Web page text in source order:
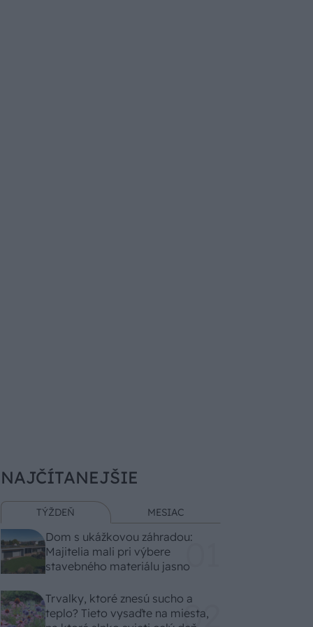
NAJČÍTANEJŠIE
TÝŽDEŇ MESIAC
Dom s ukážkovou záhradou:
Majitelia mali pri výbere
stavebného materiálu jasno
Trvalky, ktoré znesú sucho a
teplo? Tieto vysaďte na miesta,